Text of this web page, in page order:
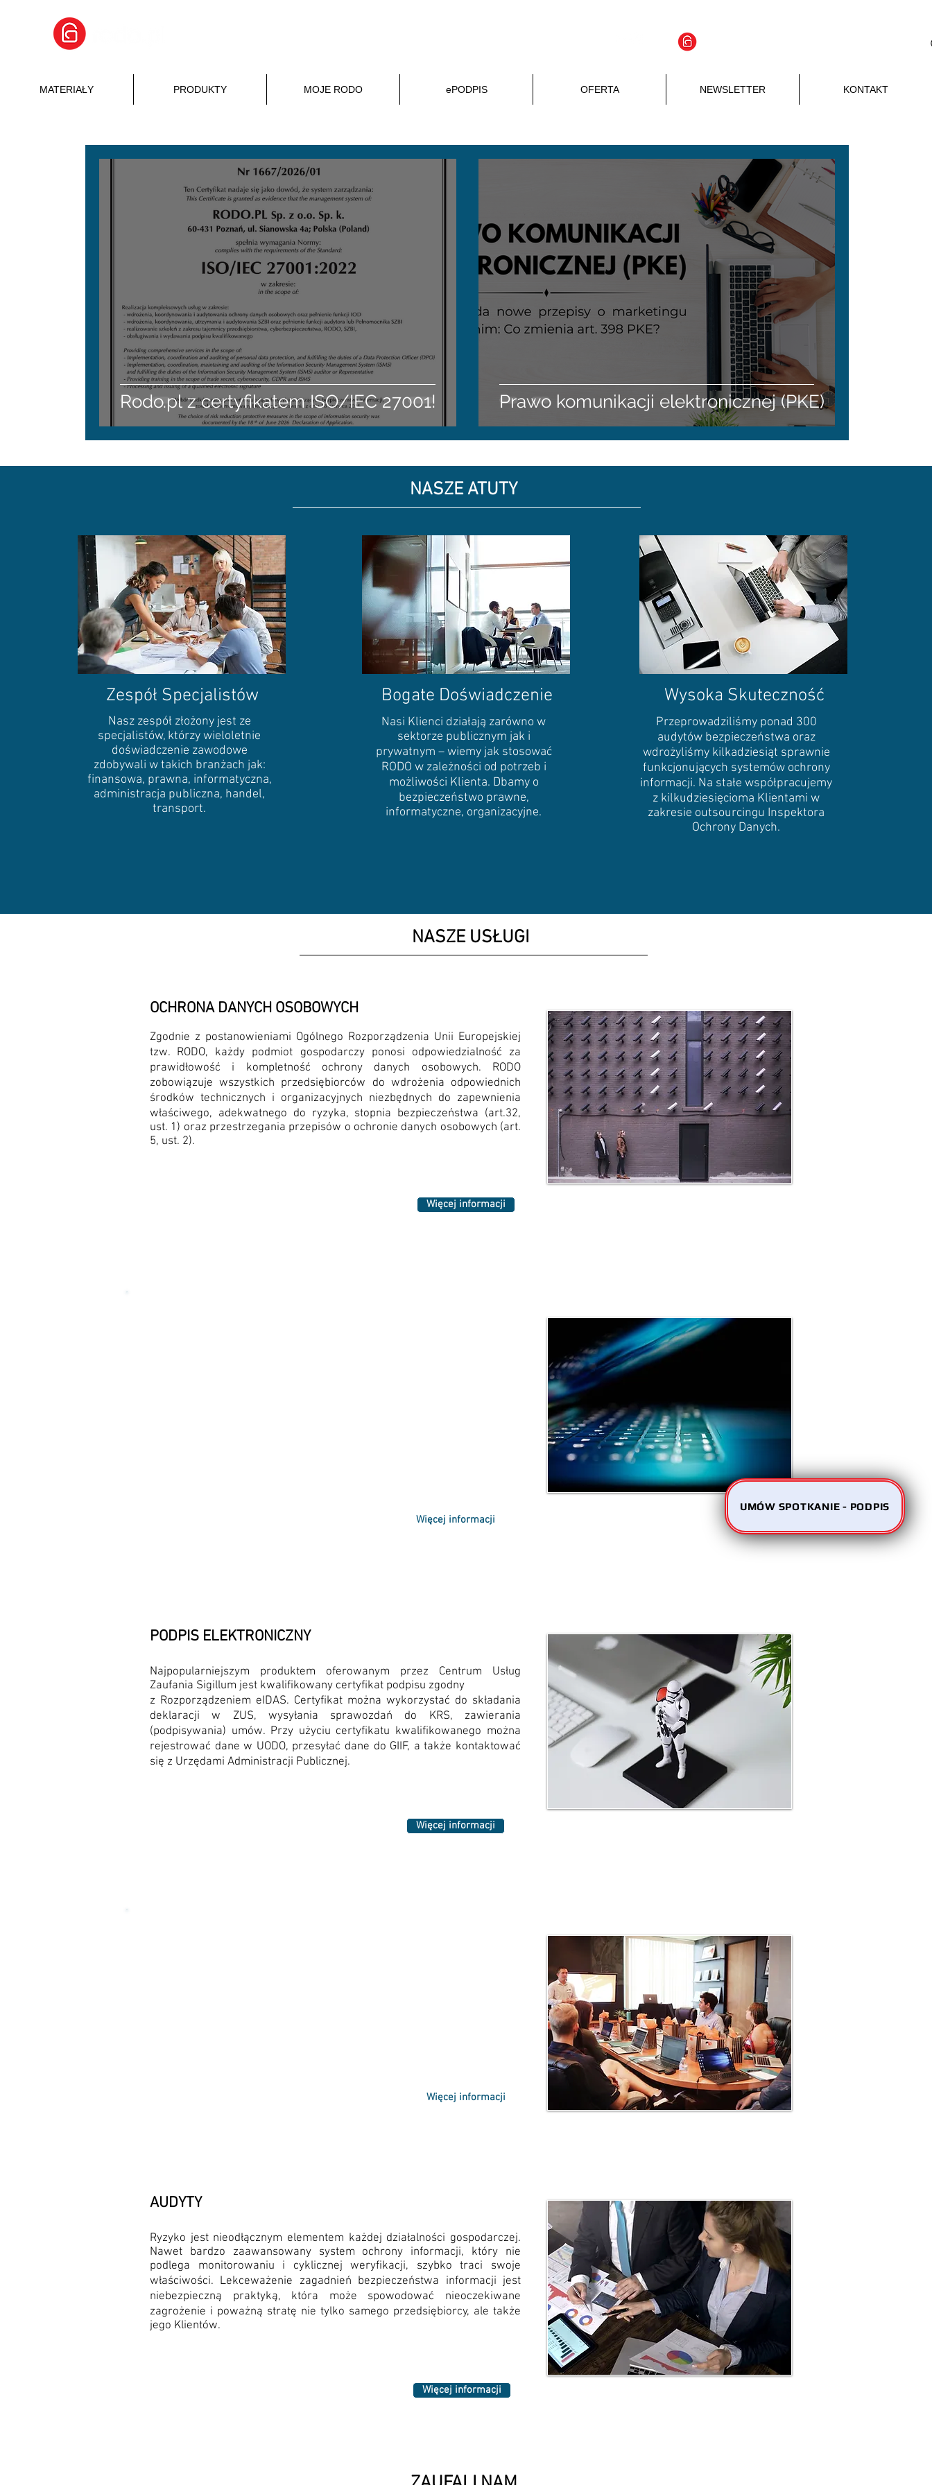
MATERIAŁY PRODUKTY MOJE RODO ePODPIS OFERTA NEWSLETTER KONTAKT
UMÓW SPOTKANIE - PODPIS
AKTUALNOŚCI
Rodo.pl z certyfikatem ISO/IEC 27001! Prawo komunikacji elektronicznej (PKE)
NASZE ATUTY
Zespół Specjalistów
Nasz zespół złożony jest ze
specjalistów, którzy wieloletnie
doświadczenie zawodowe
zdobywali w takich branżach jak:
finansowa, prawna, informatyczna,
administracja publiczna, handel,
transport.
Bogate Doświadczenie
Nasi Klienci działają zarówno w
sektorze publicznym jak i
prywatnym – wiemy jak stosować
RODO w zależności od potrzeb i
możliwości Klienta. Dbamy o
bezpieczeństwo prawne,
informatyczne, organizacyjne.
Wysoka Skuteczność
Przeprowadziliśmy ponad 300
audytów bezpieczeństwa oraz
wdrożyliśmy kilkadziesiąt sprawnie
funkcjonujących systemów ochrony
informacji. Na stałe współpracujemy
z kilkudziesięcioma Klientami w
zakresie outsourcingu Inspektora
Ochrony Danych.
NASZE USŁUGI
OCHRONA DANYCH OSOBOWYCH
Zgodnie z postanowieniami Ogólnego Rozporządzenia Unii Europejskiej
tzw. RODO, każdy podmiot gospodarczy ponosi odpowiedzialność za
prawidłowość i kompletność ochrony danych osobowych. RODO
zobowiązuje wszystkich przedsiębiorców do wdrożenia odpowiednich
środków technicznych i organizacyjnych niezbędnych do zapewnienia
właściwego, adekwatnego do ryzyka, stopnia bezpieczeństwa (art.32,
ust. 1) oraz przestrzegania przepisów o ochronie danych osobowych (art.
5, ust. 2).
Więcej informacji
Więcej informacji
PODPIS ELEKTRONICZNY
Najpopularniejszym produktem oferowanym przez Centrum Usług
Zaufania Sigillum jest kwalifikowany certyfikat podpisu zgodny
z Rozporządzeniem eIDAS. Certyfikat można wykorzystać do składania
deklaracji w ZUS, wysyłania sprawozdań do KRS, zawierania
(podpisywania) umów. Przy użyciu certyfikatu kwalifikowanego można
rejestrować dane w UODO, przesyłać dane do GIIF, a także kontaktować
się z Urzędami Administracji Publicznej.
Więcej informacji
Więcej informacji
AUDYTY
Ryzyko jest nieodłącznym elementem każdej działalności gospodarczej.
Nawet bardzo zaawansowany system ochrony informacji, który nie
podlega monitorowaniu i cyklicznej weryfikacji, szybko traci swoje
właściwości. Lekceważenie zagadnień bezpieczeństwa informacji jest
niebezpieczną praktyką, która może spowodować nieoczekiwane
zagrożenie i poważną stratę nie tylko samego przedsiębiorcy, ale także
jego Klientów.
Więcej informacji